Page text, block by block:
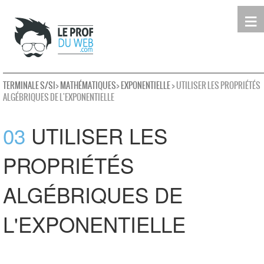
≡
leProfDuWeb
Seconde
Première
Terminale
Rechercher
TERMINALE S/SI>MATHÉMATIQUES>EXPONENTIELLE> UTILISER LES PROPRIÉTÉS
ALGÉBRIQUES DE L'EXPONENTIELLE
03 UTILISER LES
PROPRIÉTÉS
ALGÉBRIQUES DE
L'EXPONENTIELLE